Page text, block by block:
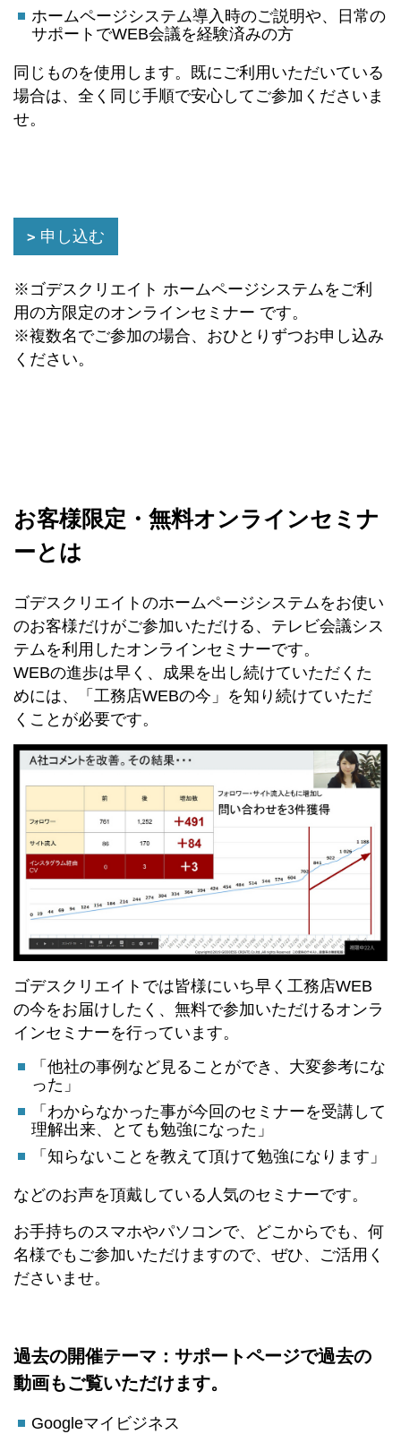
ホームページシステム導入時のご説明や、日常の
サポートでWEB会議を経験済みの方
同じものを使用します。既にご利用いただいている
場合は、全く同じ手順で安心してご参加くださいま
せ。
申し込む
※ゴデスクリエイト ホームページシステムをご利
用の方限定のオンラインセミナー です。
※複数名でご参加の場合、おひとりずつお申し込み
ください。
お客様限定・無料オンラインセミナ
ーとは
ゴデスクリエイトのホームページシステムをお使い
のお客様だけがご参加いただける、テレビ会議シス
テムを利用したオンラインセミナーです。
WEBの進歩は早く、成果を出し続けていただくた
めには、「工務店WEBの今」を知り続けていただ
くことが必要です。
ゴデスクリエイトでは皆様にいち早く工務店WEB
の今をお届けしたく、無料で参加いただけるオンラ
インセミナーを行っています。
「他社の事例など見ることができ、大変参考にな
った」
「わからなかった事が今回のセミナーを受講して
理解出来、とても勉強になった」
「知らないことを教えて頂けて勉強になります」
などのお声を頂戴している人気のセミナーです。
お手持ちのスマホやパソコンで、どこからでも、何
名様でもご参加いただけますので、ぜひ、ご活用く
ださいませ。
過去の開催テーマ：サポートページで過去の
動画もご覧いただけます。
Googleマイビジネス